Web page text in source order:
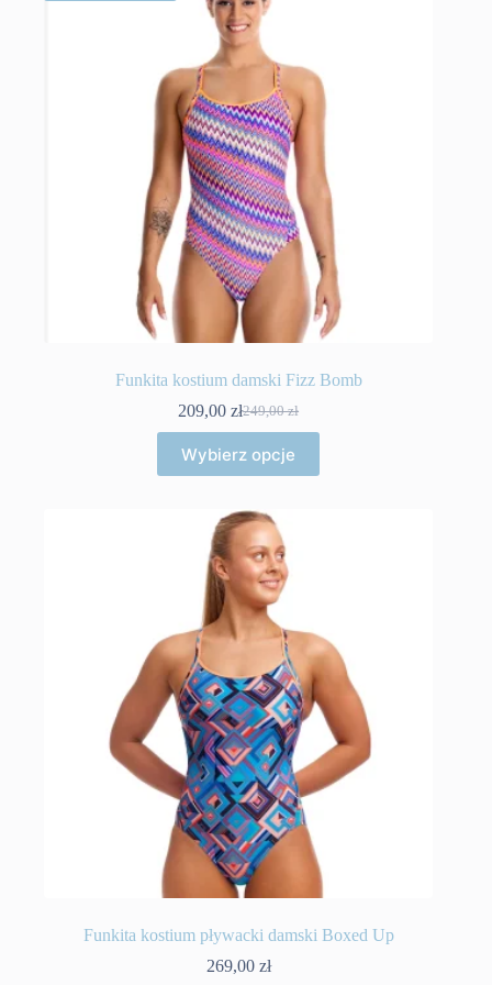
Funkita kostium damski Fizz Bomb
249,00zł
Pierwotna
wynosiła:
249,00 zł.
209,00złAktualna
wynosi:
209,00 zł.
Wybierz opcje
produkt
ma
wariantów.
Opcje
można
wybrać
na
stronie
produktu
Funkita kostium pływacki damski Boxed Up
269,00 zł